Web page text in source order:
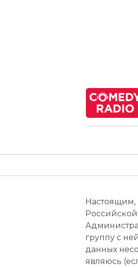
Настоящим,
группу с
данных
являюсь